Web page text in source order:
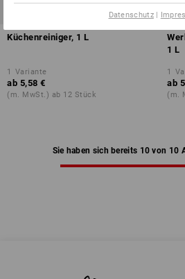
Küchenreiniger, 1 L
1 Variante
ab 5,58 €
(m. MwSt.) ab 12 Stück
1 L
1
ab
(m.
Sie haben sich bereits 10 von 10
Datenschutz|